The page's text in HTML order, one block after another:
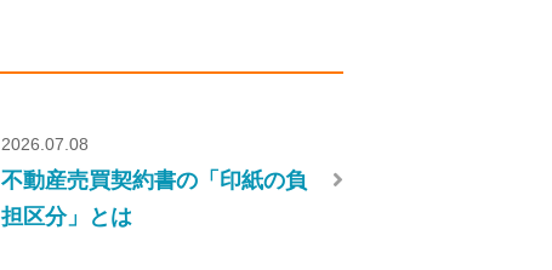
2026.07.08
不動産売買契約書の「印紙の負
担区分」とは